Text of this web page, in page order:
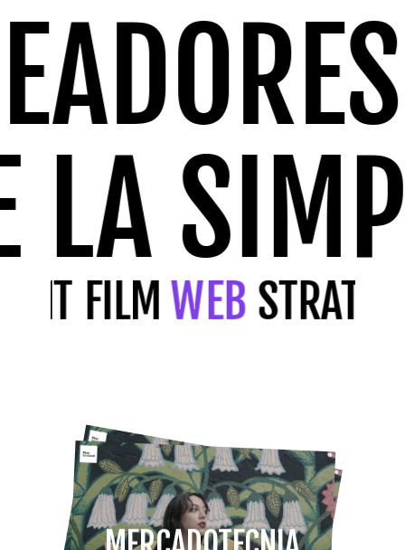
LA
FILMWEB